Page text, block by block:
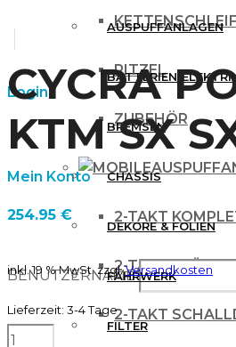
RITZEL
ZUBEHÖR
2-TAKT
2-TAKT
2-TAKT
Login
Mein Konto
BENUTZERNAME
AUSPUFFANLAGEN
BATTERIEN/
BREMSEN
CHASSIS
DEKORE & FOLIEN
FAHRWERK
FILTER
CYCRA
KTM SX
254.95 €
inkl. 19 % MwSt. zzgl.Versandkosten
Lieferzeit: 3-4 Tage
CYCRA